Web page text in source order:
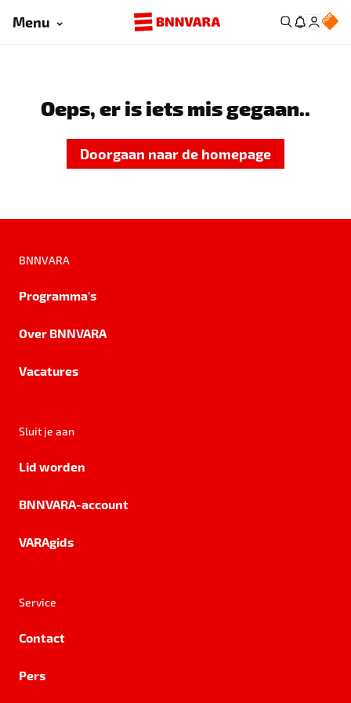
Menu
Oeps, er is iets mis gegaan..
Doorgaan naar de homepage
BNNVARA
Programma's
Over BNNVARA
Vacatures
Sluit je aan
Lid worden
BNNVARA-account
VARAgids
Service
Contact
Pers